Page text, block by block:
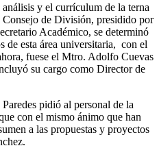
y el currículum de la terna
Consejo de División, presidido por
Académico, se determinó
de esta área universitaria, con el
fuese el Mtro. Adolfo Cuevas
su cargo como Director de
pidió al personal de la
con el mismo ánimo que han
a las propuestas y proyectos